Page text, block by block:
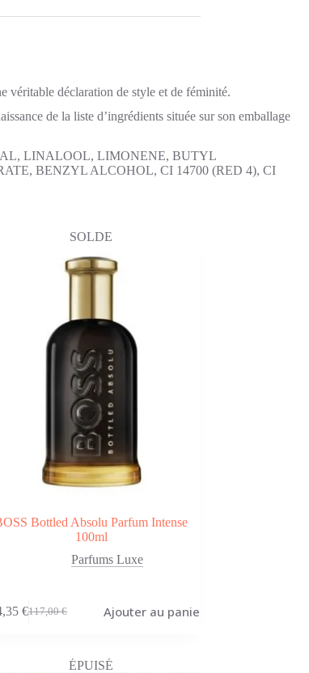
véritable déclaration de style et de féminité.
de la liste d’ingrédients située sur son emballage
LINALOOL, LIMONENE, BUTYL
BENZYL ALCOHOL, CI 14700 (RED 4), CI
SOLDE
Bottled Absolu Parfum Intense
100ml
Parfums Luxe
117,00€
Le
€Le
Ajouter au panier
ÉPUISÉ